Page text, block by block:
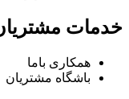
خدمات
همکاری باما
باشگاه مشتریان